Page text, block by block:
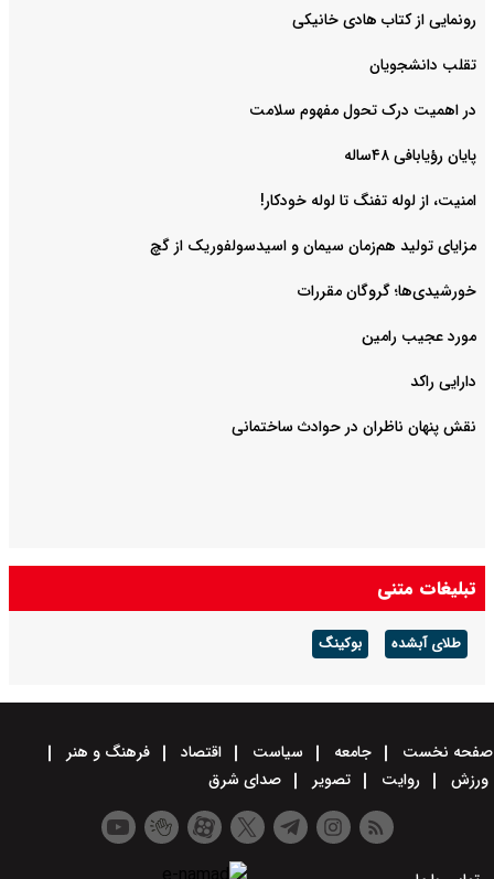
رونمایی از کتاب هادی خانیکی
‌تقلب دانشجویان
در اهمیت درک تحول مفهوم سلامت
پایان رؤیابافی ۴۸ساله
امنیت، از لوله تفنگ تا ‌لوله خودکار!
مزایای تولید هم‌زمان سیمان و اسیدسولفوریک از گچ
خورشیدی‌ها؛ گروگان مقررات
مورد عجیب رامین
دارایی راکد
نقش پنهان ناظران در حوادث ساختمانی
تبلیغات متنی
طلای آبشده بوکینگ
صفحه نخست جامعه سیاست اقتصاد
فرهنگ و هنر
ورزش
روایت تصویر صدای شرق